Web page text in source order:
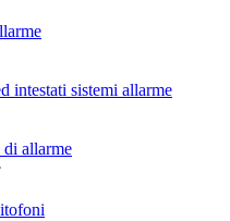
intestati sistemi allarme
di allarme